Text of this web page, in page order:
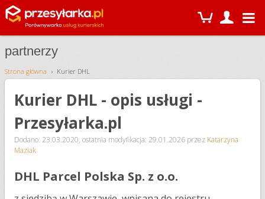
partnerzy
Strona główna Kurier DHL
Kurier DHL - opis usługi -
Przesyłarka.pl
Dodano: 23.03.2020, ostatnia modyfikacja: 29.01.2026 przez Katarzyna
Maziak
DHL Parcel Polska Sp. z o.o.